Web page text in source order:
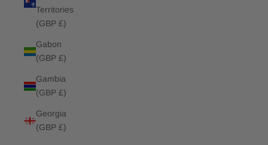
Territories
(GBP £)
Gabon
(GBP £)
Gambia
(GBP £)
Georgia
(GBP £)